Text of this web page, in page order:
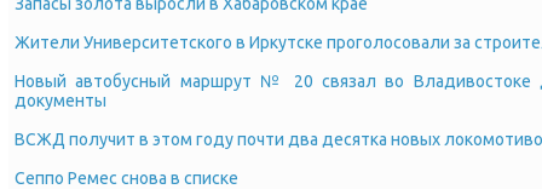
Жители Университетского в Иркутске проголосовали за
Новый автобусный маршрут № 20 связал во
документы
ВСЖД получит в этом году почти два десятка новых
Сеппо Ремес снова в списке